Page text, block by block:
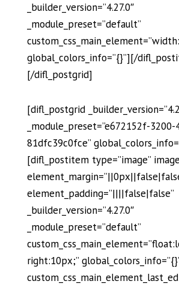
_builder_version=”4.27.0″
_module_preset=”default”
global_colors_info=”{}”][/
[/difl_postgrid]
[difl_postgrid
_module_preset=”e672152f-
81dfc39c0fce”
[difl_postitem type=”image”
element_padding=”||||false|false”
_builder_version=”4.27.0″
_module_preset=”default”
right:10px;”